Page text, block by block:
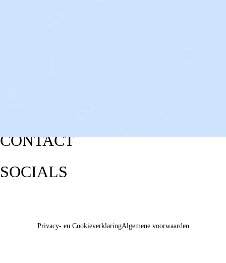
CONTACT
SOCIALS
Privacy- en CookieverklaringAlgemene voorwaarden